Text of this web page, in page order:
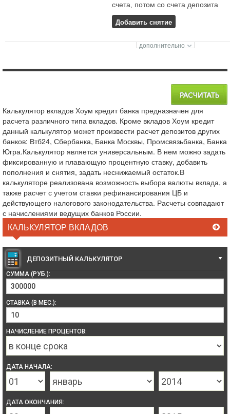
счета, потом со счета депозита
Добавить снятие
Калькулятор вкладов Хоум кредит банка предназначен для
расчета различного типа вкладов. Кроме вкладов Хоум кредит
данный калькулятор может произвести расчет депозитов других
банков: Втб24, Сбербанка, Банка Москвы, Промсвязьбанка, Банка
Югра.Калькулятор является универсальным. В нем можно задать
фиксированную и плавающую процентную ставку, добавить
пополнения и снятия, задать неснижаемый остаток.В
калькуляторе реализована возможность выбора валюты вклада, а
также расчет с учетом ставки рефинансирования ЦБ и
действующего налогового законодательства. Расчеты совпадают
с начислениями ведущих банков России.
КАЛЬКУЛЯТОР ВКЛАДОВ
ДЕПОЗИТНЫЙ КАЛЬКУЛЯТОР
СУММА (РУБ.):
СТАВКА (В МЕС.):
НАЧИСЛЕНИЕ ПРОЦЕНТОВ:
ДАТА НАЧАЛА:
ДАТА ОКОНЧАНИЯ: